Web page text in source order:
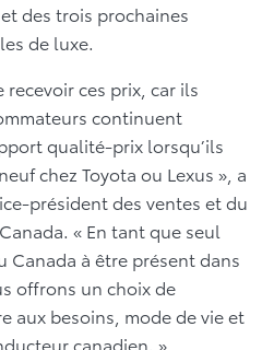
des trois prochaines
de luxe.
recevoir ces prix, car ils
continuent
qualité-prix lorsqu’ils
chez Toyota ou Lexus », a
président des ventes et du
« En tant que seul
à être présent dans
offrons un choix de
aux besoins, mode de vie et
canadien. »